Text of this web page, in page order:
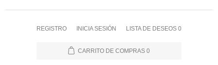
REGISTRO INICIA SESIÓN LISTA DE DESEOS 0
CARRITO DE COMPRAS 0